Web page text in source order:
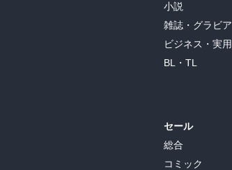
小説
雑誌・グラビア
ビジネス・実用
BL・TL
セール
総合
コミック